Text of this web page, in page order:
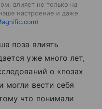
влияет не только на
настроение и даже
поза влиять
уже много лет,
о «позах
могли вести себя
что понимали